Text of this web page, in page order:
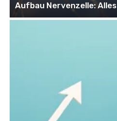
Aufbau Nervenzelle: